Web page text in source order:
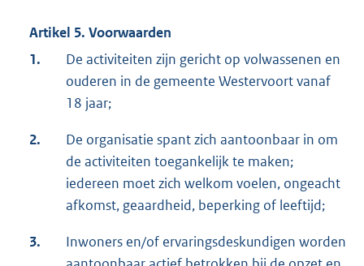
Artikel 5. Voorwaarden
1.
De activiteiten zijn gericht op volwassenen en
ouderen in de gemeente Westervoort vanaf
18 jaar;
2.
De organisatie spant zich aantoonbaar in om
de activiteiten toegankelijk te maken;
iedereen moet zich welkom voelen, ongeacht
afkomst, geaardheid, beperking of leeftijd;
3.
Inwoners en/of ervaringsdeskundigen worden